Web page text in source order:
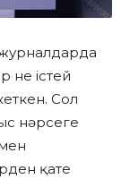
не істей
Сол
нәрсеге
қате